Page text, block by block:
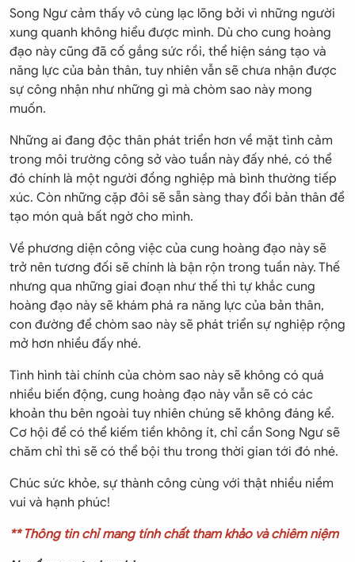
Song Ngư cảm thấy vô cùng lạc lõng bởi vì những người
xung quanh không hiểu được mình. Dù cho cung hoàng
đạo này cũng đã cố gắng sức rồi, thể hiện sáng tạo và
năng lực của bản thân, tuy nhiên vẫn sẽ chưa nhận được
sự công nhận như những gì mà chòm sao này mong
muốn.
Những ai đang độc thân phát triển hơn về mặt tình cảm
trong môi trường công sở vào tuần này đấy nhé, có thể
đó chính là một người đồng nghiệp mà bình thường tiếp
xúc. Còn những cặp đôi sẽ sẵn sàng thay đổi bản thân để
tạo món quà bất ngờ cho mình.
Về phương diện công việc của cung hoàng đạo này sẽ
trở nên tương đối sẽ chính là bận rộn trong tuần này. Thế
nhưng qua những giai đoạn như thế thì tự khắc cung
hoàng đạo này sẽ khám phá ra năng lực của bản thân,
con đường để chòm sao này sẽ phát triển sự nghiệp rộng
mở hơn nhiều đấy nhé.
Tình hình tài chính của chòm sao này sẽ không có quá
nhiều biến động, cung hoàng đạo này vẫn sẽ có các
khoản thu bên ngoài tuy nhiên chúng sẽ không đáng kể.
Cơ hội để có thể kiếm tiền không ít, chỉ cần Song Ngư sẽ
chăm chỉ thì sẽ có thể bội thu trong thời gian tới đó nhé.
Chúc sức khỏe, sự thành công cùng với thật nhiều niềm
vui và hạnh phúc!
** Thông tin chỉ mang tính chất tham khảo và chiêm niệm